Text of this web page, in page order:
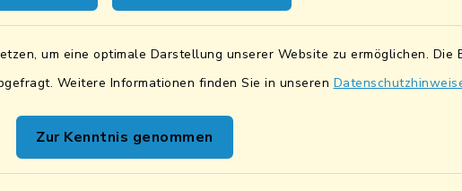
um eine optimale Darstellung unserer Website zu ermöglichen.
Weitere Informationen finden Sie in unseren
Zur Kenntnis genommen
VR Bank Mittlere Oberpfalz eG
DE87 7506 9171 0005 7041 38
BIC: GENODEF1SWD
UID:DE131842019